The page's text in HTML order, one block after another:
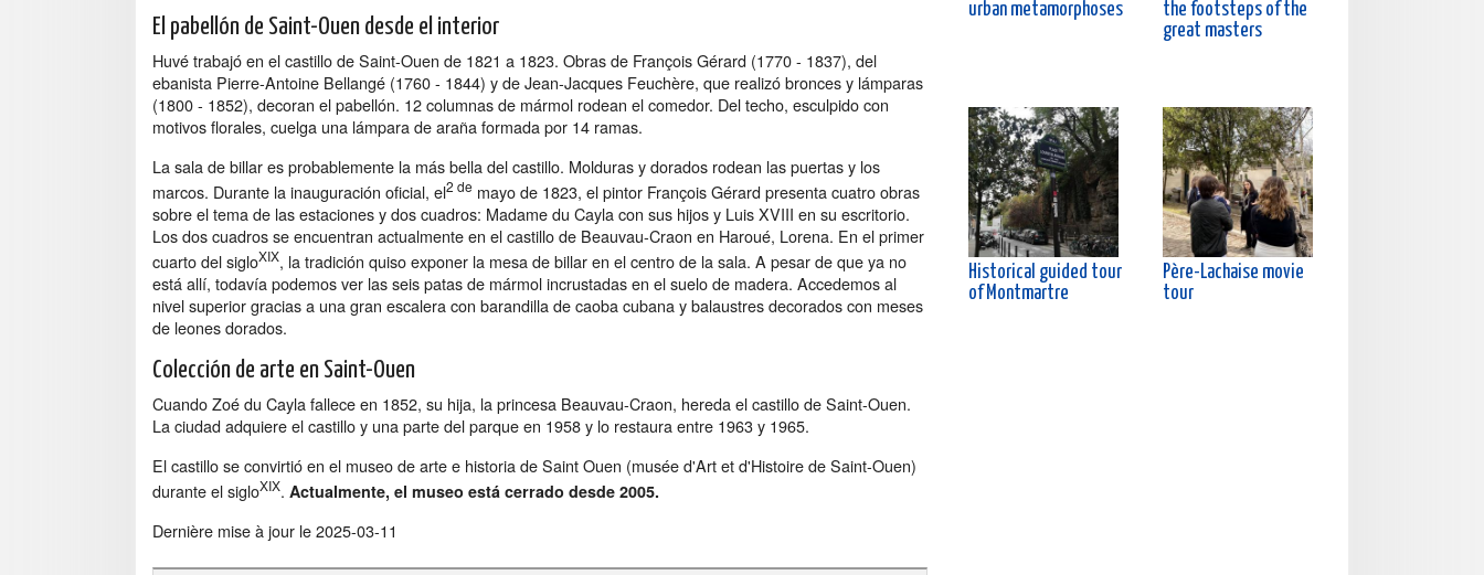
El pabellón de Saint-Ouen desde el interior
Huvé trabajó en el castillo de Saint-Ouen de 1821 a 1823. Obras de François Gérard (1770 - 1837), del
ebanista Pierre-Antoine Bellangé (1760 - 1844) y de Jean-Jacques Feuchère, que realizó bronces y lámparas
(1800 - 1852), decoran el pabellón. 12 columnas de mármol rodean el comedor. Del techo, esculpido con
motivos florales, cuelga una lámpara de araña formada por 14 ramas.
La sala de billar es probablemente la más bella del castillo. Molduras y dorados rodean las puertas y los
marcos. Durante la inauguración oficial, el2 de mayo de 1823, el pintor François Gérard presenta cuatro obras
sobre el tema de las estaciones y dos cuadros: Madame du Cayla con sus hijos y Luis XVIII en su escritorio.
Los dos cuadros se encuentran actualmente en el castillo de Beauvau-Craon en Haroué, Lorena. En el primer
cuarto del sigloXIX, la tradición quiso exponer la mesa de billar en el centro de la sala. A pesar de que ya no
está allí, todavía podemos ver las seis patas de mármol incrustadas en el suelo de madera. Accedemos al
nivel superior gracias a una gran escalera con barandilla de caoba cubana y balaustres decorados con meses
de leones dorados.
Colección de arte en Saint-Ouen
Cuando Zoé du Cayla fallece en 1852, su hija, la princesa Beauvau-Craon, hereda el castillo de Saint-Ouen.
La ciudad adquiere el castillo y una parte del parque en 1958 y lo restaura entre 1963 y 1965.
El castillo se convirtió en el museo de arte e historia de Saint Ouen (musée d'Art et d'Histoire de Saint-Ouen)
durante el sigloXIX. Actualmente, el museo está cerrado desde 2005.
Dernière mise à jour le2025-03-11
urban metamorphoses
the footsteps of the
great masters
Historical guided tour
of Montmartre
Père-Lachaise movie
tour